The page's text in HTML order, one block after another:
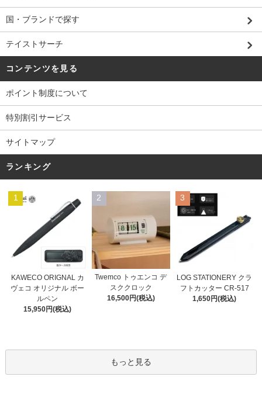
国・ブランドで探す
テイストサーチ
コンテンツを見る
ポイント制度について
特別割引サービス
サイトマップ
ランキング
1
KAWECO ORIGNAL カ
ヴェコ オリジナル ボー
ルペン
15,950円(税込)
2
Twemco トゥエンコ デ
スククロック
16,500円(税込)
3
LOG STATIONERY クラ
フトカッター CR-517
1,650円(税込)
もっと見る